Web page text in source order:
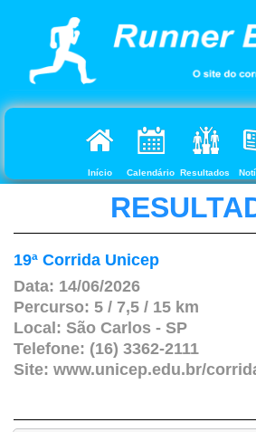
Início Calendário Resultados
19ª Corrida Unicep
Data: 14/06/2026
Percurso: 5 / 7,5 / 15 km
Local: São Carlos - SP
Telefone: (16) 3362-2111
Site: www.unicep.edu.br/